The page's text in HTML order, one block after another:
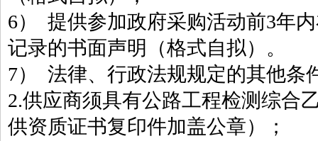
6） 提供参加政府采购活动前3年
记录的书面声明（格式自拟）。
7） 法律、行政法规规定的其他条
2.供应商须具有公路工程检测综合
供资质证书复印件加盖公章）；